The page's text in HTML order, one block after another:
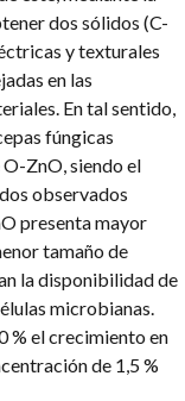
dos sólidos (C-
y texturales
en las
En tal sentido,
fúngicas
ZnO, siendo el
observados
presenta mayor
tamaño de
la disponibilidad de
microbianas.
% el crecimiento en
de 1,5 %